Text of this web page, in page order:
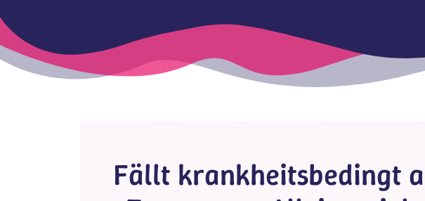
Fällt krankheitsbedingt